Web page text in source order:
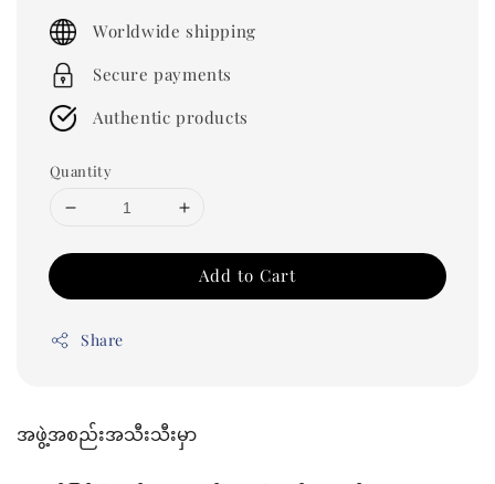
price
Worldwide shipping
Secure payments
Authentic products
Quantity
Add to Cart
Share
အဖွဲ့အစည်းအသီးသီးမှာ